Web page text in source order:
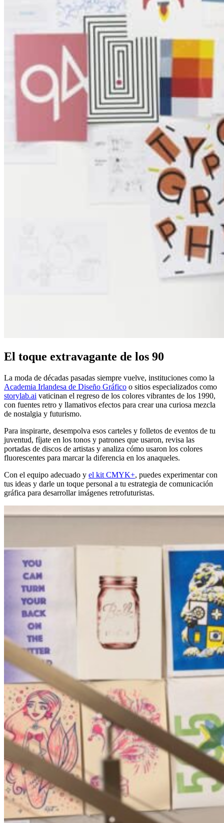
El toque extravagante de los 90
La moda de décadas pasadas siempre vuelve, instituciones como la
Academia Irlandesa de Diseño Gráfico o sitios especializados como
storylab.ai vaticinan el regreso de los colores vibrantes de los 1990,
con fuentes retro y llamativos efectos para crear una curiosa mezcla
de nostalgia y futurismo.
Para inspirarte, desempolva esos carteles y folletos de eventos de tu
juventud, fíjate en los tonos y patrones que usaron, revisa las
portadas de discos de artistas y analiza cómo usaron los colores
fluorescentes para marcar la diferencia en los anaqueles.
Con el equipo adecuado y el kit CMYK+, puedes experimentar con
tus ideas y darle un toque personal a tu estrategia de comunicación
gráfica para desarrollar imágenes retrofuturistas.